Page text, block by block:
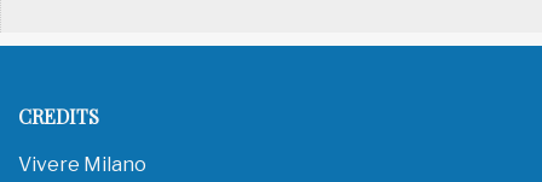
CREDITS
Vivere Milano